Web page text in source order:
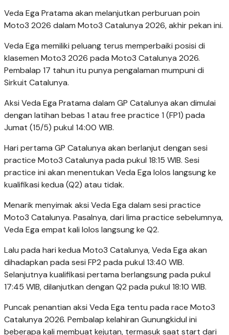
Veda Ega Pratama akan melanjutkan perburuan poin
Moto3 2026 dalam Moto3 Catalunya 2026, akhir pekan ini.
Veda Ega memiliki peluang terus memperbaiki posisi di
klasemen Moto3 2026 pada Moto3 Catalunya 2026.
Pembalap 17 tahun itu punya pengalaman mumpuni di
Sirkuit Catalunya.
Aksi Veda Ega Pratama dalam GP Catalunya akan dimulai
dengan latihan bebas 1 atau free practice 1 (FP1) pada
Jumat (15/5) pukul 14:00 WIB.
Hari pertama GP Catalunya akan berlanjut dengan sesi
practice Moto3 Catalunya pada pukul 18:15 WIB. Sesi
practice ini akan menentukan Veda Ega lolos langsung ke
kualifikasi kedua (Q2) atau tidak.
Menarik menyimak aksi Veda Ega dalam sesi practice
Moto3 Catalunya. Pasalnya, dari lima practice sebelumnya,
Veda Ega empat kali lolos langsung ke Q2.
Lalu pada hari kedua Moto3 Catalunya, Veda Ega akan
dihadapkan pada sesi FP2 pada pukul 13:40 WIB.
Selanjutnya kualifikasi pertama berlangsung pada pukul
17:45 WIB, dilanjutkan dengan Q2 pada pukul 18:10 WIB.
Puncak penantian aksi Veda Ega tentu pada race Moto3
Catalunya 2026. Pembalap kelahiran Gunungkidul ini
beberapa kali membuat kejutan, termasuk saat start dari